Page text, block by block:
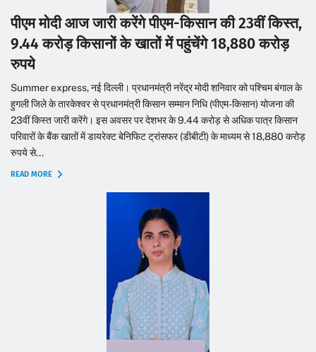
पीएम मोदी आज जारी करेंगे पीएम-किसान की 23वीं किस्त,
9.44 करोड़ किसानों के खातों में पहुंचेंगे 18,880 करोड़
रुपये
Summer express, नई दिल्ली। प्रधानमंत्री नरेंद्र मोदी शनिवार को पश्चिम बंगाल के
हुगली जिले के तारकेश्वर से प्रधानमंत्री किसान सम्मान निधि (पीएम-किसान) योजना की
23वीं किस्त जारी करेंगे। इस अवसर पर देशभर के 9.44 करोड़ से अधिक पात्र किसान
परिवारों के बैंक खातों में डायरेक्ट बेनिफिट ट्रांसफर (डीबीटी) के माध्यम से 18,880 करोड़
रुपये से...
READ MORE